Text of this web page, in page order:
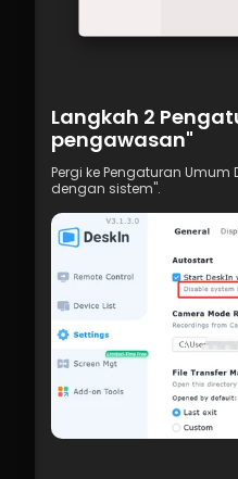
Langkah 2
pengawasan"
Pergi ke Pengaturan Umum
dengan sistem".